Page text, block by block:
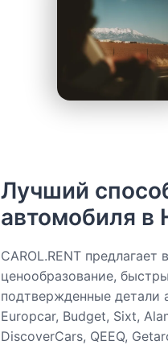
Лучший
автомобиля в
CAROL.RENT
ценообразование,
подтвержденные детали
Europcar, Budget, Sixt,
DiscoverCars, QEEQ,